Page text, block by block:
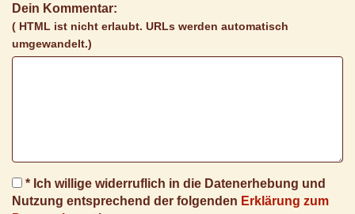
Dein Kommentar:
( HTML ist nicht erlaubt. URLs werden automatisch
umgewandelt.)
* Ich willige widerruflich in die Datenerhebung und
Nutzung entsprechend der folgenden Erklärung zum